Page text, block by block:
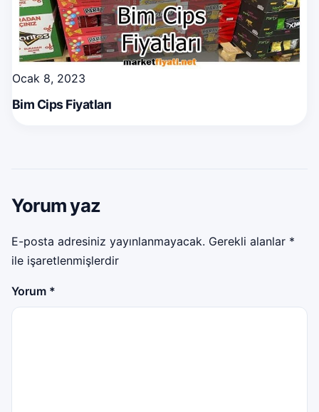
Ocak 8, 2023
Bim Cips Fiyatları
Yorum yaz
E-posta adresiniz yayınlanmayacak. Gerekli alanlar *
ile işaretlenmişlerdir
Yorum *